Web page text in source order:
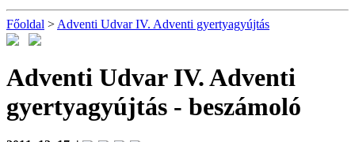
Főoldal > Adventi Udvar IV. Adventi gyertyagyújtás
Adventi Udvar IV. Adventi
gyertyagyújtás - beszámoló